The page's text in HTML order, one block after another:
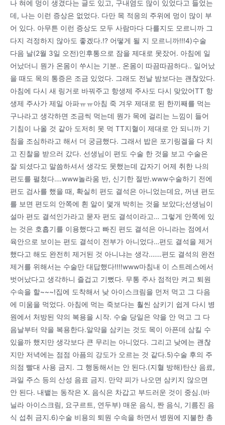
나 혀에 멍이 생겼다는 글도 있고, 구내염도 많이 있었다고 들었는
데, 나는 이런 증상은 없었다. 다만 목 적응의 주위에 멍이 많이 부
어 있다. 아무튼 이런 증상도 모두 사람마다 다를지도 모르니까 그
다지 걱정하지 않아도 좋겠다.!? 어떻게 될 지 모르니까!!!4)수술
다음 날(2월 3일 오전)인후통으로 잠을 제대로 못잤어. 아침에 일
어났더니 뭔가 온몸이 쑤시는 기분.. 온몸이 따끔따끔하다.. 일어났
을 때도 목의 통증은 조금 있었다. 그래도 전날 밤보다는 괜찮았다.
아침에 다시 새 링거로 바꿔주고 항생제 주사도 다시 맞았어TT 항
생제 주사가 제일 아파ㅠㅠ아침 죽 겨우 제대로 된 한끼째를 먹는
구나라고 생각하면 조금씩 먹는데 뭔가 목에 걸리는 느낌이 들어
기침이 나올 것 같아 도저히 못 먹 TT지혈이 제대로 안 되니까 기
침을 조심하라고 해서 더 궁금했다. 그래서 밥은 포기링겔을 다 치
고 진찰을 받으러 갔다. 선생님이 편도 수술 한 것을 보고 수술은
잘 되셨다고 말씀하셔서 생각도 못했는데 갑자기 어제 취한 나의
편도를 펼쳤다….www놀라움 반, 신기한 절반.www수술하기 전에
편도 검사를 했을 때, 확실히 편도 결석은 아니었는데요, 꺼낸 편도
를 보면 편도의 안쪽에 흰 알이 몇개 박히는 것을 보았다;선생님이
설마 편도 결석인가라고 묻자 편도 결석이라고… 그렇게 안쪽에 있
는 것은 호흡기를 이용했다고 빠진 편도 결석은 아니라는 점에서
육안으로 보이는 편도 결석이 전부가 아니었다…편도 결석을 제거
했다고 해도 완전히 제거된 것 아니냐는 생각…….편도 결석의 완전
제거를 위해서는 수술만 대답했다!!!!www마침내 이 스트레스에서
벗어났다고 생각하니 즐겁고 기뻤다. 무통 주사 점적만 켜고 퇴원
수속을 할~~~!집에 도착해서 낮 아이스크림을 먼저 먹고 그 다음
에 미움을 먹었다. 아침에 먹는 죽보다는 훨씬 삼키기 쉽게 다시 병
원에서 처방된 약의 복용을 시작. 수술 당일은 약을 안 먹고 그 다
음날부터 약을 복용한다.알약을 삼키는 것도 목이 아픈데 삼킬 수
있을까 했지만 생각보다 큰 무리는 아니었다. 그리고 낮에는 괜찮
지만 저녁에는 점점 아픔의 강도가 오르는 것 같다.5)수술 후의 주
의점 빨대 사용 금지. 그 행동해서는 안 된다.(지혈 방해)탄산 음료,
과일 주스 등의 산성 음료 금지. 만약 피가 나오면 삼키지 않으면
안 된다. 내뱉는 동작은 X. 음식은 차갑고 부드러운 것이 중심.(바
닐라 아이스크림, 요구르트, 연두부) 매운 음식, 짠 음식, 기름진 음
식 섭취 금지.6)수술 비용의 퇴원 수속을 하면서 병원에 지불한 총